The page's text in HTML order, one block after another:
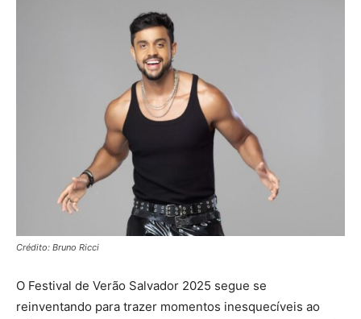
Crédito: Bruno Ricci
O Festival de Verão Salvador 2025 segue se
reinventando para trazer momentos inesquecíveis ao